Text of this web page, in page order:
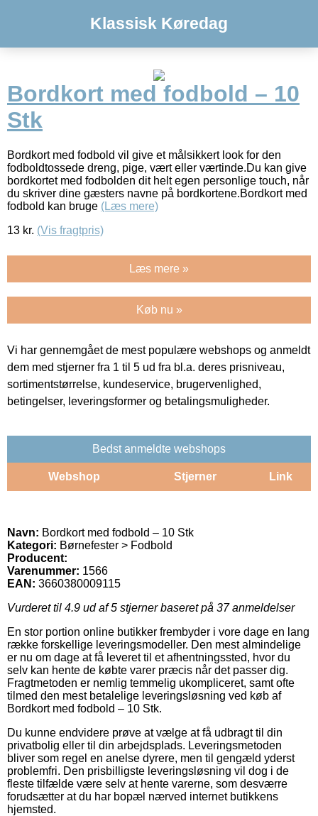
Klassisk Køredag
Bordkort med fodbold – 10
Stk
Bordkort med fodbold vil give et målsikkert look for den
fodboldtossede dreng, pige, vært eller værtinde.Du kan give
bordkortet med fodbolden dit helt egen personlige touch, når
du skriver dine gæsters navne på bordkortene.Bordkort med
fodbold kan bruge (Læs mere)
13 kr. (Vis fragtpris)
Læs mere »
Køb nu »
Vi har gennemgået de mest populære webshops og anmeldt
dem med stjerner fra 1 til 5 ud fra bl.a. deres prisniveau,
sortimentstørrelse, kundeservice, brugervenlighed,
betingelser, leveringsformer og betalingsmuligheder.
Bedst anmeldte webshops
Webshop Stjerner Link
Navn: Bordkort med fodbold – 10 Stk
Kategori: Børnefester > Fodbold
Producent:
Varenummer: 1566
EAN: 3660380009115
Vurderet til 4.9 ud af 5 stjerner baseret på 37anmeldelser
En stor portion online butikker frembyder i vore dage en lang
række forskellige leveringsmodeller. Den mest almindelige
er nu om dage at få leveret til et afhentningssted, hvor du
selv kan hente de købte varer præcis når det passer dig.
Fragtmetoden er nemlig temmelig ukompliceret, samt ofte
tilmed den mest betalelige leveringsløsning ved køb af
Bordkort med fodbold – 10 Stk.
Du kunne endvidere prøve at vælge at få udbragt til din
privatbolig eller til din arbejdsplads. Leveringsmetoden
bliver som regel en anelse dyrere, men til gengæld yderst
problemfri. Den prisbilligste leveringsløsning vil dog i de
fleste tilfælde være selv at hente varerne, som desværre
forudsætter at du har bopæl nærved internet butikkens
hjemsted.